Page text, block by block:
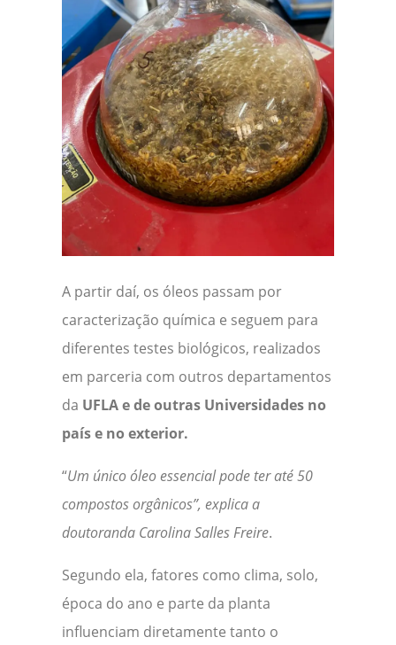
A partir daí, os óleos passam por
caracterização química e seguem para
diferentes testes biológicos, realizados
em parceria com outros departamentos
da UFLA e de outras Universidades no
país e no exterior.
“Um único óleo essencial pode ter até 50
compostos orgânicos”, explica a
doutoranda Carolina Salles Freire.
Segundo ela, fatores como clima, solo,
época do ano e parte da planta
influenciam diretamente tanto o